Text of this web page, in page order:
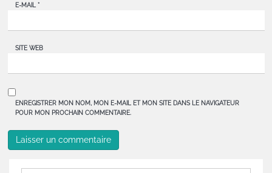
E-MAIL *
SITE WEB
ENREGISTRER MON NOM, MON E-MAIL ET MON SITE DANS LE NAVIGATEUR
POUR MON PROCHAIN COMMENTAIRE.